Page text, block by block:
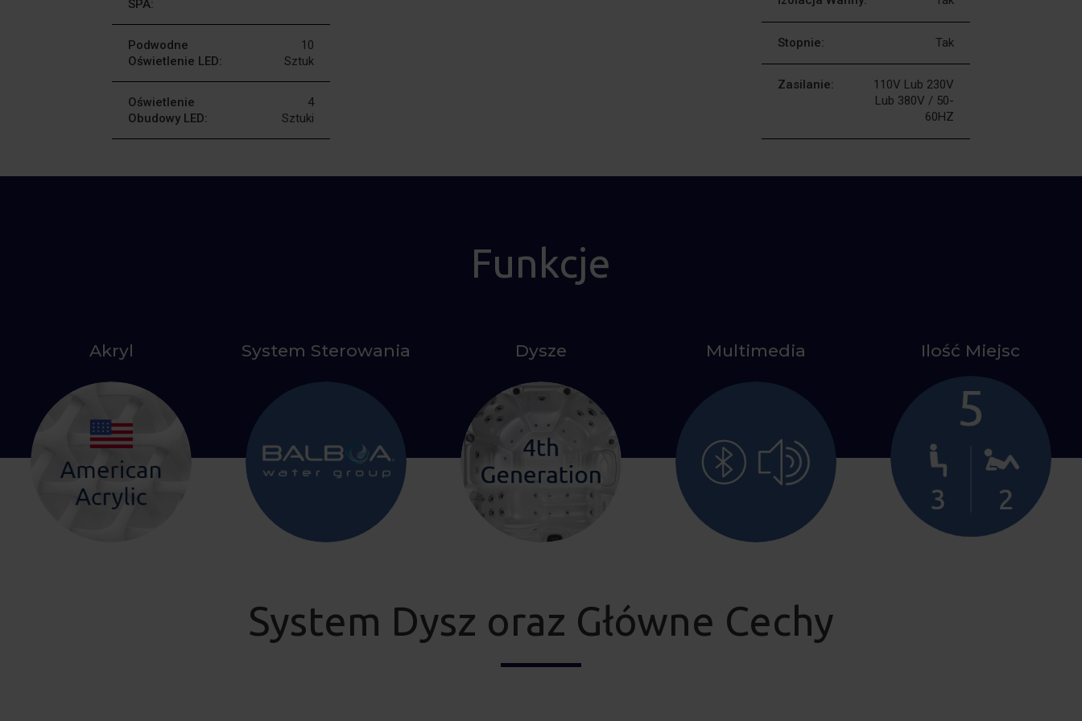
SPA:
Podwodne
Oświetlenie LED:
10
Sztuk
Oświetlenie
Obudowy LED:
4
Sztuki
Stopnie: Tak
Zasilanie:
110V Lub 230V
Lub 380V / 50-
60HZ
Funkcje
Akryl System Sterowania Dysze Multimedia Ilość Miejsc
System Dysz oraz Główne Cechy